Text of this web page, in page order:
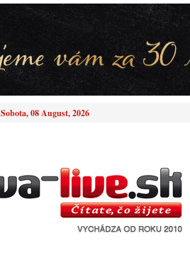
Sobota, 08 August, 2026